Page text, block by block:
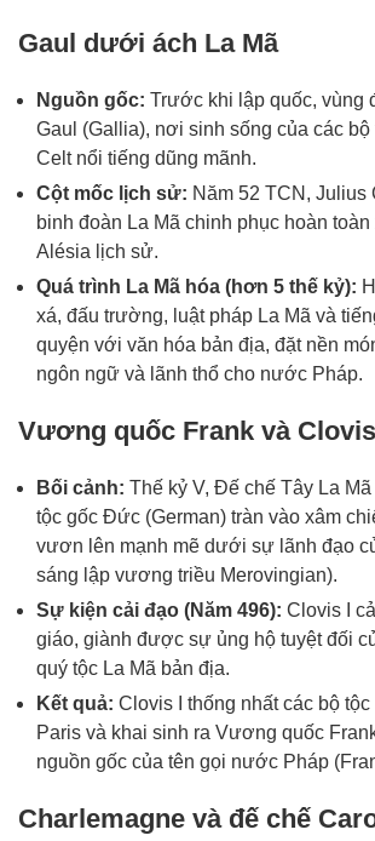
Gaul dưới ách La Mã
Nguồn gốc: Trước khi lập quốc, vùng
Gaul (Gallia), nơi sinh sống của các
Celt nổi tiếng dũng mãnh.
Cột mốc lịch sử: Năm 52 TCN, Julius
binh đoàn La Mã chinh phục hoàn
Alésia lịch sử.
Quá trình La Mã hóa (hơn 5 thế kỷ):
xá, đấu trường, luật pháp La Mã và
quyện với văn hóa bản địa, đặt nền
ngôn ngữ và lãnh thổ cho nước Pháp.
Vương quốc Frank và
Bối cảnh: Thế kỷ V, Đế chế Tây La
tộc gốc Đức (German) tràn vào xâm
vươn lên mạnh mẽ dưới sự lãnh đạo
sáng lập vương triều Merovingian).
Sự kiện cải đạo (Năm 496): Clovis I
giáo, giành được sự ủng hộ tuyệt đối
quý tộc La Mã bản địa.
Kết quả: Clovis I thống nhất các bộ
Paris và khai sinh ra Vương quốc
nguồn gốc của tên gọi nước Pháp
Charlemagne và đế chế